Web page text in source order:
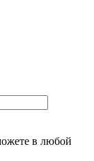
в любой